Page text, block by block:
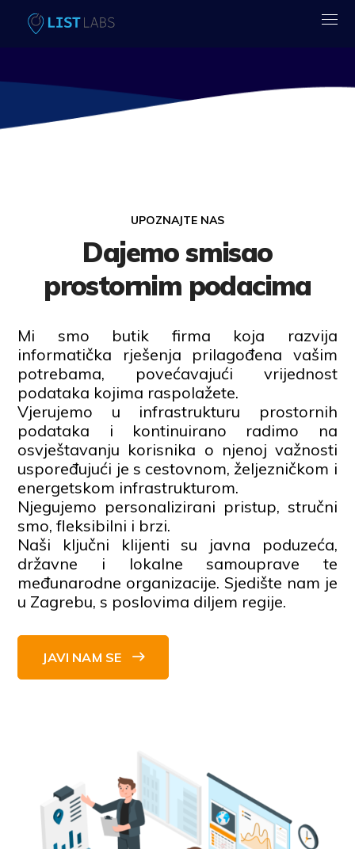
UPOZNAJTE NAS
Dajemo smisao
prostornim podacima
Mi smo butik firma koja razvija
informatička rješenja prilagođena vašim
potrebama, povećavajući vrijednost
podataka kojima raspolažete.
Vjerujemo u infrastrukturu prostornih
podataka i kontinuirano radimo na
osvještavanju korisnika o njenoj važnosti
uspoređujući je s cestovnom, željezničkom i
energetskom infrastrukturom.
Njegujemo personalizirani pristup, stručni
smo, fleksibilni i brzi.
Naši ključni klijenti su javna poduzeća,
državne i lokalne samouprave te
međunarodne organizacije. Sjedište nam je
u Zagrebu, s poslovima diljem regije.
JAVI NAM SE